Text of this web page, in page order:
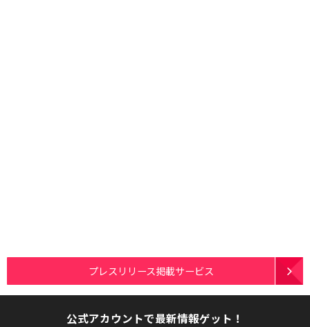
プレスリリース掲載サービス
公式アカウントで最新情報ゲット！